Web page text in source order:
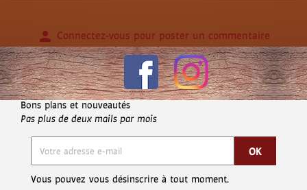
person Connectez-vous pour poster un commentaire
Bons plans et nouveautés
Pas plus de deux mails par mois
Vous pouvez vous désinscrire à tout moment.